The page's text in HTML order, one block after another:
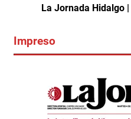
La Jornada Hidalgo
Impreso